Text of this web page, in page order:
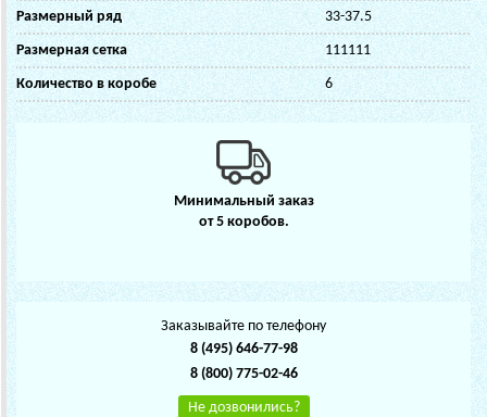
Размерный ряд 33-37.5
Размерная сетка 111111
Количество в коробе 6
Минимальный заказ
от 5 коробов.
Заказывайте по телефону
8 (495) 646-77-98
8 (800) 775-02-46
Не дозвонились?